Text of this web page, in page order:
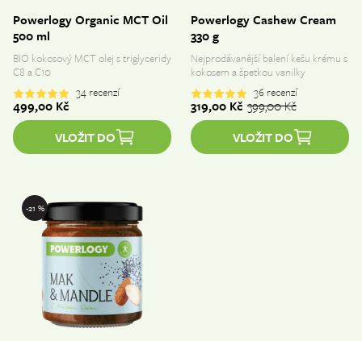
Powerlogy Organic MCT Oil
500 ml
BIO kokosový MCT olej s triglyceridy
C8 a C10
34 recenzí
499,00 Kč
VLOŽIT DO
Powerlogy Cashew Cream
330 g
Nejprodávanější balení kešu krému s
kokosem a špetkou vanilky
36 recenzí
399,00 Kč
319,00 Kč
VLOŽIT DO
-21 %